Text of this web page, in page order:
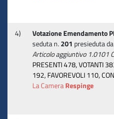
4) Votazione Emendamento
seduta n. 201 presieduta da
Articolo aggiuntivo 1.0101
PRESENTI 478, VOTANTI
192, FAVOREVOLI 110,
La CameraRespinge